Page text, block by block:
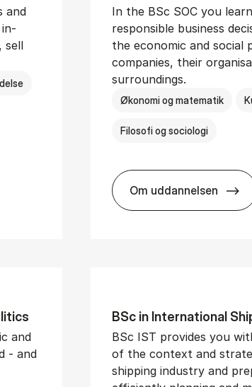
and
sell
and Ser­vice Man­age­ment
In the BSc SOC you
responsible business
the economic and social
companies, their
surroundings.
Økonomi og matematik
Filosofi og sociologi
Om uddannelsen
BSc in
and
- and
BSc in In­ter­na­tion­al
BSc IST provides you
of the context and
shipping industry and